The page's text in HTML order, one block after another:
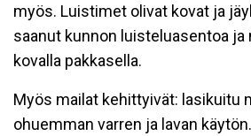
myös. Luistimet olivat kovat ja
saanut kunnon luisteluasentoa
kovalla pakkasella.
Myös mailat kehittyivät: lasikuitu
ohuemman varren ja lavan